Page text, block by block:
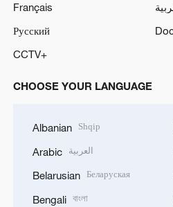
Français
Русский
CCTV+
CHOOSE YOUR LANGUAGE
Albanian Shqip
Arabic العربية
Belarusian Беларуская
Bengali বাংলা